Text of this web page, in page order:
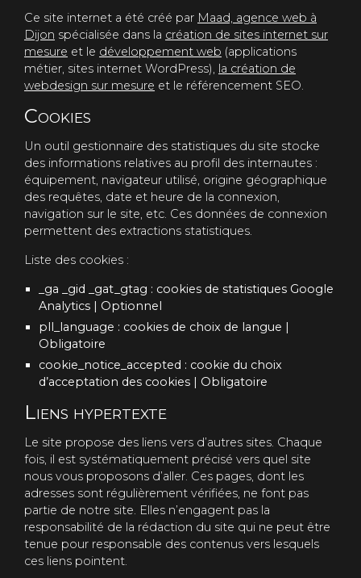
Ce site internet a été créé par Maad, agence web à
Dijon spécialisée dans la création de sites internet sur
mesure et le développement web (applications
métier, sites internet WordPress), la création de
webdesign sur mesure et le référencement SEO.
Cookies
Un outil gestionnaire des statistiques du site stocke
des informations relatives au profil des internautes :
équipement, navigateur utilisé, origine géographique
des requêtes, date et heure de la connexion,
navigation sur le site, etc. Ces données de connexion
permettent des extractions statistiques.
Liste des cookies :
_ga _gid _gat_gtag : cookies de statistiques Google
Analytics | Optionnel
pll_language : cookies de choix de langue |
Obligatoire
cookie_notice_accepted : cookie du choix
d’acceptation des cookies | Obligatoire
Liens hypertexte
Le site propose des liens vers d’autres sites. Chaque
fois, il est systématiquement précisé vers quel site
nous vous proposons d’aller. Ces pages, dont les
adresses sont régulièrement vérifiées, ne font pas
partie de notre site. Elles n’engagent pas la
responsabilité de la rédaction du site qui ne peut être
tenue pour responsable des contenus vers lesquels
ces liens pointent.